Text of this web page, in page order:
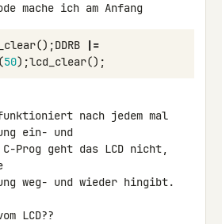
mache ich am Anfang
();DDRB
|=
(50);lcd_clear();
funktioniert nach jedem mal
ein- und
Prog geht das LCD nicht,
weg- und wieder hingibt.
LCD??